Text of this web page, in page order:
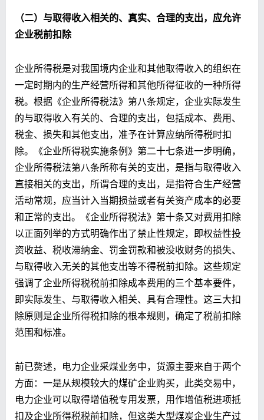
（二）与取得收入相关的、真实、合理的支出，应允许
企业税前扣除
企业所得税是对我国境内企业和其他取得收入的组织在
一定时期内的生产经营所得和其他所得征收的一种所得
税。根据《企业所得税法》第八条规定，企业实际发生
的与取得收入有关的、合理的支出，包括成本、费用、
税金、损失和其他支出，准予在计算应纳所得税时扣
除。《企业所得税实施条例》第二十七条进一步明确，
企业所得税法第八条所称有关的支出，是指与取得收入
直接相关的支出，所谓合理的支出，是指符合生产经营
活动常规，应当计入当期损益或者有关资产成本的必要
和正常的支出。《企业所得税法》第十条又对费用扣除
以正面列举的方式明确作出了禁止性规定，即权益性投
资收益、税收滞纳金、罚金罚款和被没收财务的损失、
与取得收入无关的其他支出等不得税前扣除。这些规定
强调了企业所得税税前扣除成本费用的三个基本要件，
即实际发生、与取得收入相关、具有合理性。这三大扣
除原则是企业所得税扣除的根本规则，确定了税前扣除
范围和标准。
前已赘述，电力企业采煤业务中，货源主要来自于两个
方面：一是从规模较大的煤矿企业购买，此类交易中，
电力企业可以取得增值税专用发票，用作增值税进项抵
扣及企业所得税税前扣除，但这类大型煤炭企业生产过